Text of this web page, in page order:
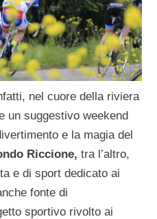
nel cuore della riviera
un suggestivo weekend
e la magia del
Riccione, tra l’altro,
e di sport dedicato ai
fonte di
sportivo rivolto ai